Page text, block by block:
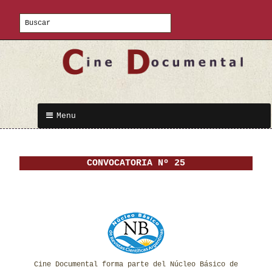
Menu
CONVOCATORIA Nº 25
Cine Documental forma parte del Núcleo Básico de